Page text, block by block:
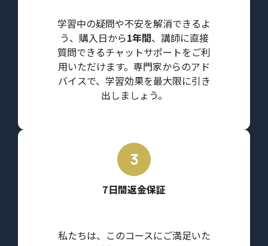
学習中の疑問や不安を解消できるよ
う、購入日から1年間、講師に直接
質問できるチャットサポートをご利
用いただけます。専門家からのアド
バイスで、学習効果を最大限に引き
出しましょう。
7日間返金保証
私たちは、このコースにご満足いた